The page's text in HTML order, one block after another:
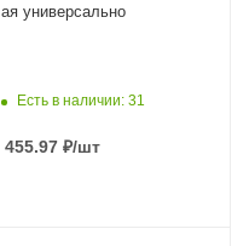
ая универсально
Есть в наличии: 31
455.97 ₽/шт